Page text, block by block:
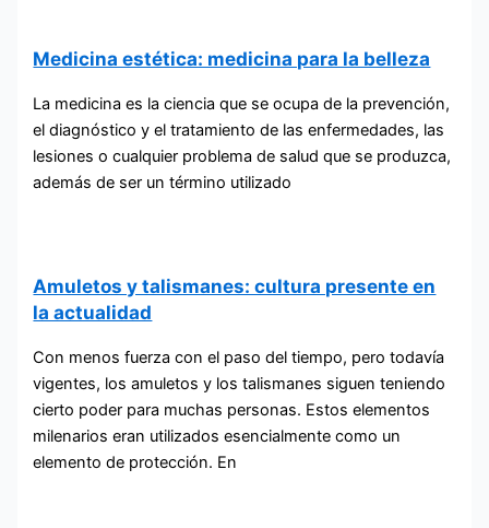
Medicina estética: medicina para la belleza
La medicina es la ciencia que se ocupa de la prevención,
el diagnóstico y el tratamiento de las enfermedades, las
lesiones o cualquier problema de salud que se produzca,
además de ser un término utilizado
Amuletos y talismanes: cultura presente en
la actualidad
Con menos fuerza con el paso del tiempo, pero todavía
vigentes, los amuletos y los talismanes siguen teniendo
cierto poder para muchas personas. Estos elementos
milenarios eran utilizados esencialmente como un
elemento de protección. En